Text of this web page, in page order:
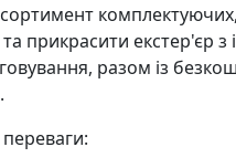
прикрасити
разом із